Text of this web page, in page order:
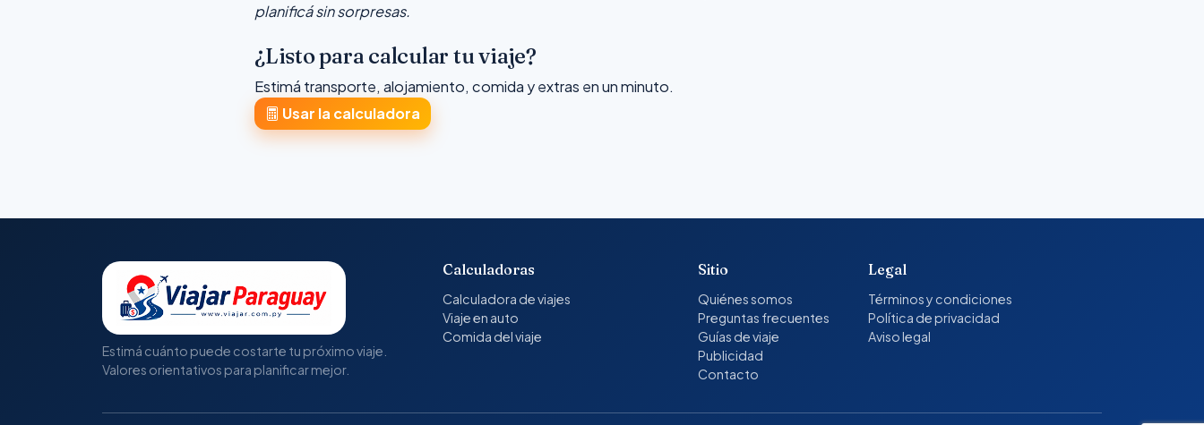
planificá sin sorpresas.
¿Listo para calcular tu viaje?
Estimá transporte, alojamiento, comida y extras en un minuto.
Usar la calculadora
Estimá cuánto puede costarte tu próximo viaje.
Valores orientativos para planificar mejor.
Calculadoras
Calculadora de viajes
Viaje en auto
Comida del viaje
Sitio
Quiénes somos
Preguntas frecuentes
Guías de viaje
Publicidad
Contacto
Legal
Términos y condiciones
Política de privacidad
Aviso legal